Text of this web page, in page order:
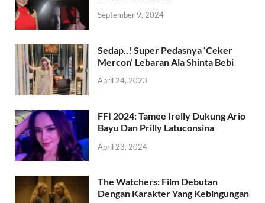
September 9, 2024
Sedap..! Super Pedasnya ‘Ceker
Mercon’ Lebaran Ala Shinta Bebi
April 24, 2023
FFI 2024: Tamee Irelly Dukung Ario
Bayu Dan Prilly Latuconsina
April 23, 2024
The Watchers: Film Debutan
Dengan Karakter Yang Kebingungan